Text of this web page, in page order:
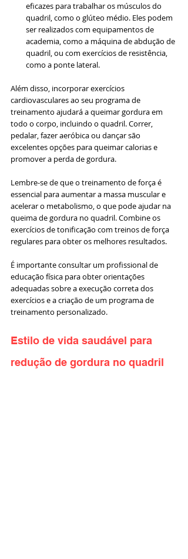
eficazes para trabalhar os músculos do
quadril, como o glúteo médio. Eles podem
ser realizados com equipamentos de
academia, como a máquina de abdução de
quadril, ou com exercícios de resistência,
como a ponte lateral.
Além disso, incorporar exercícios
cardiovasculares ao seu programa de
treinamento ajudará a queimar gordura em
todo o corpo, incluindo o quadril. Correr,
pedalar, fazer aeróbica ou dançar são
excelentes opções para queimar calorias e
promover a perda de gordura.
Lembre-se de que o treinamento de força é
essencial para aumentar a massa muscular e
acelerar o metabolismo, o que pode ajudar na
queima de gordura no quadril. Combine os
exercícios de tonificação com treinos de força
regulares para obter os melhores resultados.
É importante consultar um profissional de
educação física para obter orientações
adequadas sobre a execução correta dos
exercícios e a criação de um programa de
treinamento personalizado.
Estilo de vida saudável para
redução de gordura no quadril